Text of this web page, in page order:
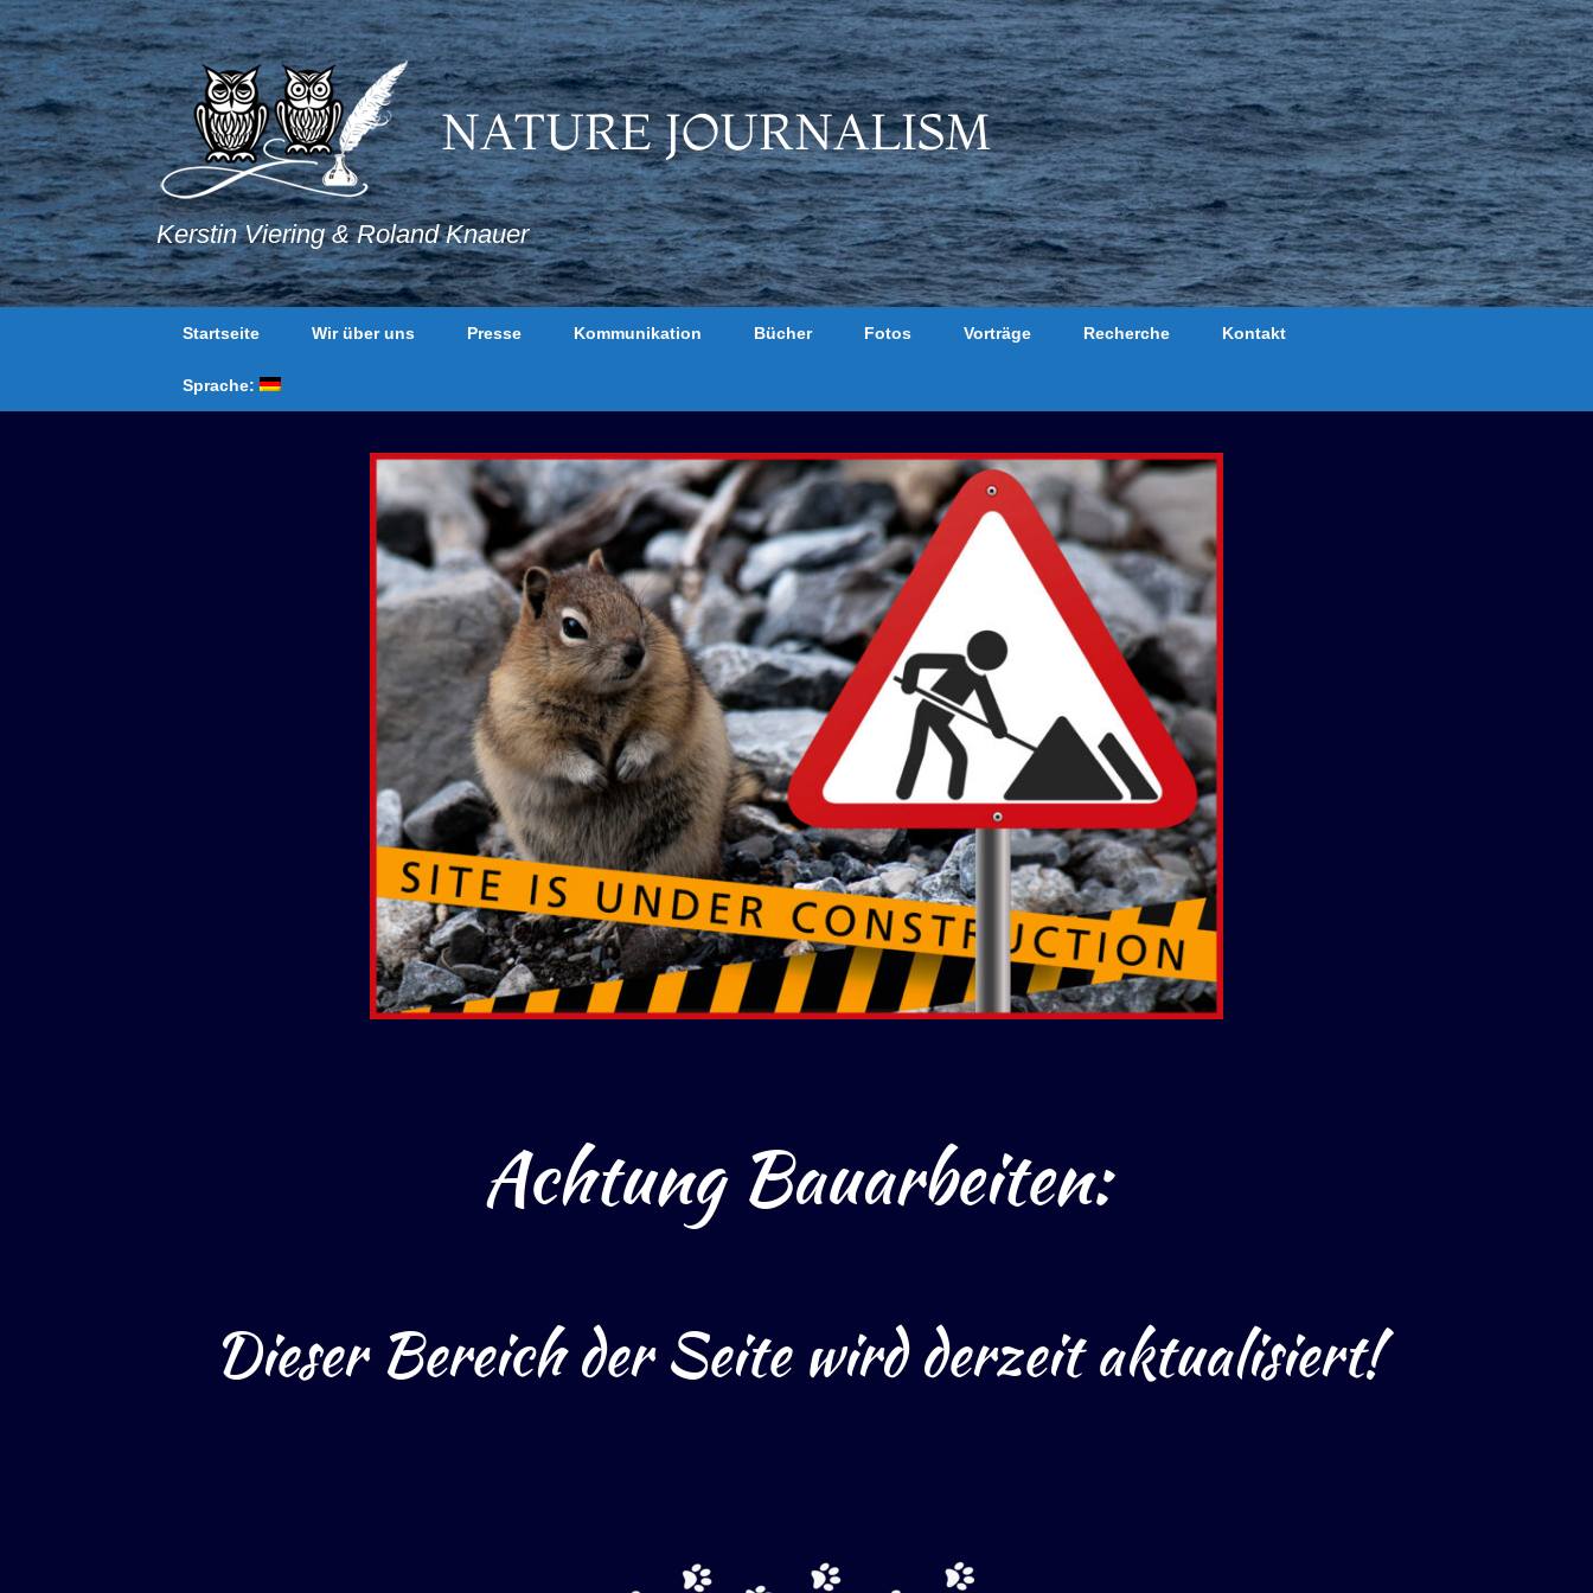
Zum
Inhalt
springen
NATURE JOURNALISM
Kerstin Viering & Roland Knauer
Startseite Wir über uns Presse Kommunikation Bücher Fotos Vorträge Recherche Kontakt
Sprache:
Achtung Bauarbeiten:
Dieser Bereich der Seite wird derzeit aktualisiert!